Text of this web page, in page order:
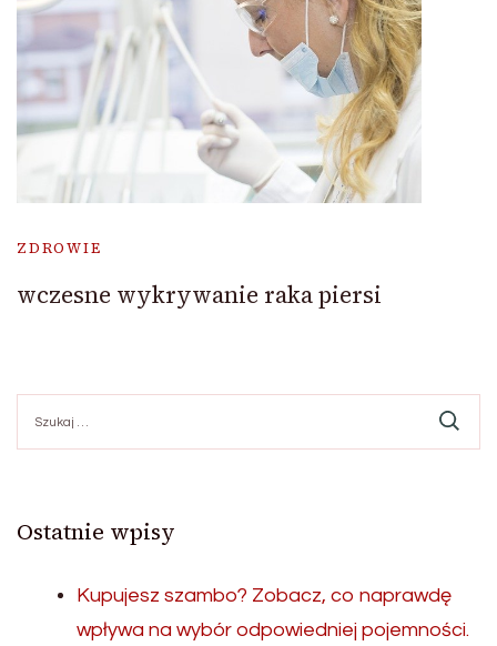
ZDROWIE
wczesne wykrywanie raka piersi
Ostatnie wpisy
Kupujesz szambo? Zobacz, co naprawdę
wpływa na wybór odpowiedniej pojemności.